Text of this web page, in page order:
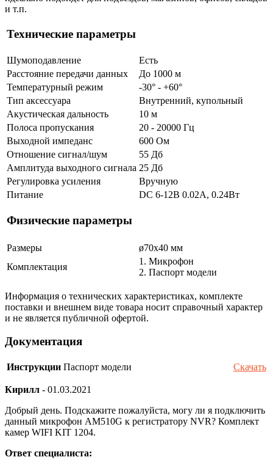
и т.п.
Технические параметры
Шумоподавление
Есть
Расстояние передачи данных
До 1000 м
Температурный режим
-30° - +60°
Тип аксессуара
Внутренний, купольный
Акустическая дальность
10 м
Полоса пропускания
20 - 20000 Гц
Выходной импеданс
600 Ом
Отношение сигнал/шум
55 Дб
Амплитуда выходного сигнала 25 Дб
Регулировка усиления
Вручную
Питание
DC 6-12В 0.02A, 0.24Вт
Физические параметры
Размеры
ø70х40 мм
Комплектация
1. Микрофон
2. Паспорт модели
Информация о технических характеристиках, комплекте
поставки и внешнем виде товара носит справочный характер
и не является публичной офертой.
Документация
Инструкции Паспорт модели Скачать
Кирилл - 01.03.2021
Добрый день. Подскажите пожалуйста, могу ли я подключить
данный микрофон AM510G к регистратору NVR? Комплект
камер WIFI KIT 1204.
Ответ специалиста: